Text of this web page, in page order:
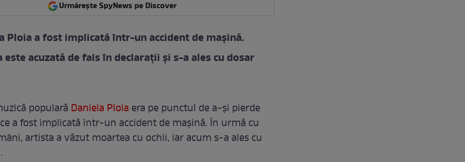
Urmărește SpyNews pe Discover
Ploia a fost implicată într-un accident de mașină.
acuzată de fals în declarații și s-a ales cu dosar
populară Daniela Ploia era pe punctul de a-și pierde
a fost implicată într-un accident de mașină. În urmă cu
artista a văzut moartea cu ochii, iar acum s-a ales cu